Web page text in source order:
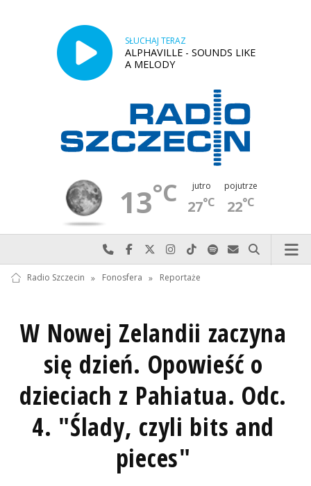
SŁUCHAJ TERAZ
ALPHAVILLE - SOUNDS LIKE
A MELODY
13°C jutro
27°C
pojutrze
22°C
Najlepiej po prostu do nas zadzwoń
Odwiedź nas na Facebook-u
Odwiedź nas na X
Odwiedź nas na Instagram-ie
Odwiedź nas na TikTok-u
Szukaj nas na Spotify
Wyślij do nas
Szukaj
Radio Szczecin » Fonosfera » Reportaże
W Nowej Zelandii zaczyna
się dzień. Opowieść o
dzieciach z Pahiatua. Odc.
4. "Ślady, czyli bits and
pieces"